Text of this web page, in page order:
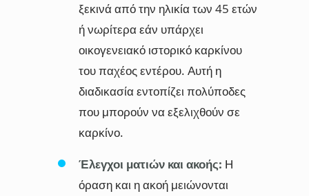
ξεκινά από την ηλικία των 45 ετών
ή νωρίτερα εάν υπάρχει
οικογενειακό ιστορικό καρκίνου
του παχέος εντέρου. Αυτή η
διαδικασία εντοπίζει πολύποδες
που μπορούν να εξελιχθούν σε
καρκίνο.
Έλεγχοι ματιών και ακοής: Η
όραση και η ακοή μειώνονται